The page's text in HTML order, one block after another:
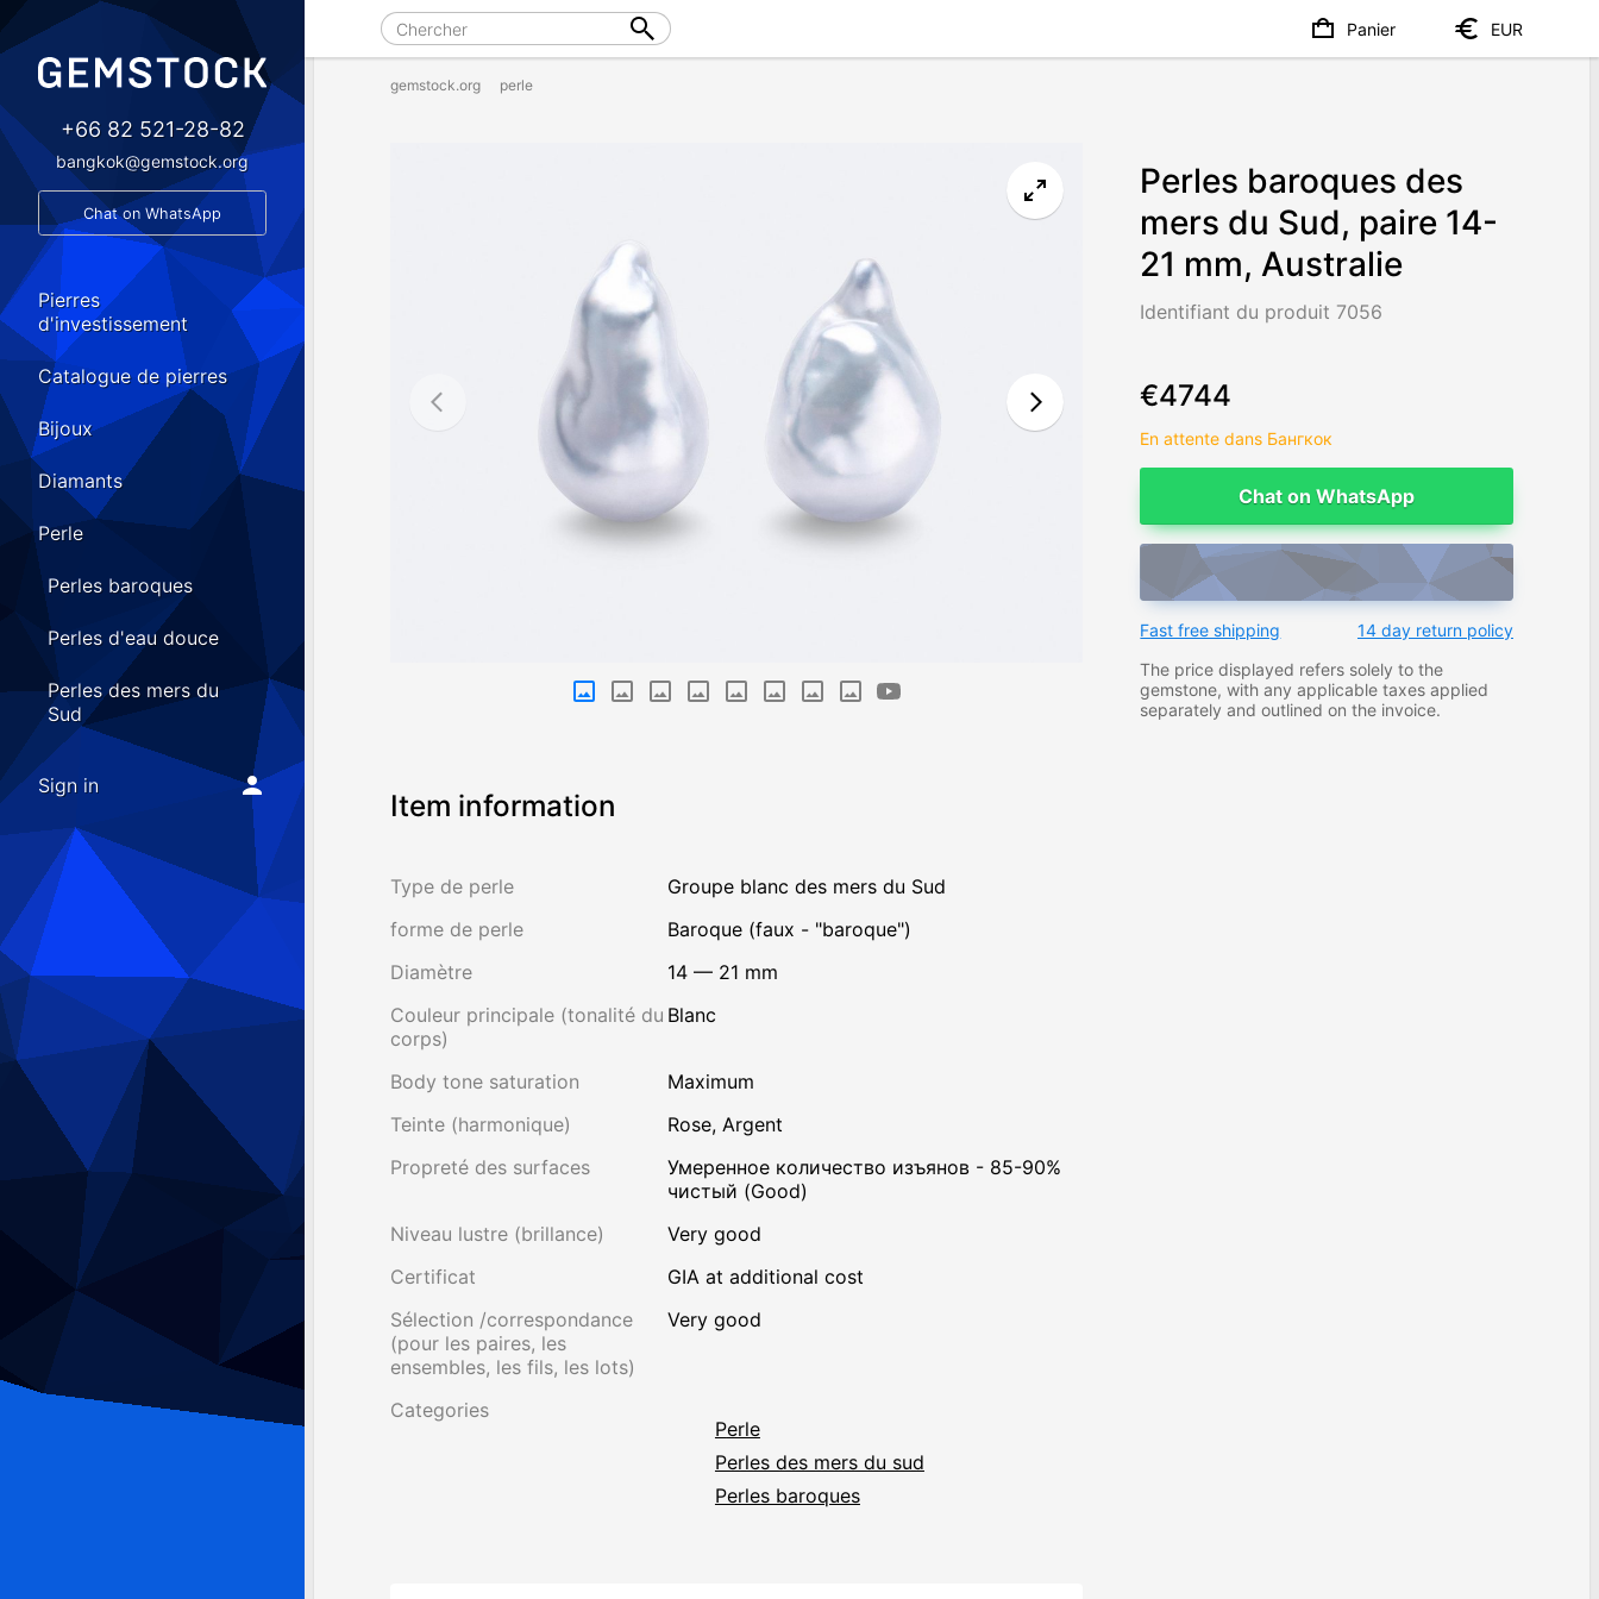
gemstock.org perle
Perles baroques des
mers du Sud, paire 14-
21 mm, Australie
Identifiant du produit 7056
€4744
En attente dans Бангкок
Chat on WhatsApp
ADD TO CART
Fast free shipping
14 day return policy
The price displayed refers solely to the
gemstone, with any applicable taxes applied
separately and outlined on the invoice.
Item information
Type de perle
Groupe blanc des mers du Sud
forme de perle
Baroque (faux - "baroque")
Diamètre
14 — 21 mm
Couleur principale (tonalité du
corps)
Blanc
Body tone saturation
Maximum
Teinte (harmonique)
Rose, Argent
Propreté des surfaces
Умеренное количество изъянов - 85-90%
чистый (Good)
Niveau lustre (brillance)
Very good
Certificat
GIA at additional cost
Sélection /correspondance
(pour les paires, les
ensembles, les fils, les lots)
Very good
Categories
Perle
Perles des mers du sud
Perles baroques
+66 82 521-28-82
bangkok@gemstock.org
Chat on WhatsApp
Pierres
d'investissement
Catalogue de pierres
Bijoux
Diamants
Perle
Perles baroques
Perles d'eau douce
Perles des mers du
Sud
Sign in
Panier EUR